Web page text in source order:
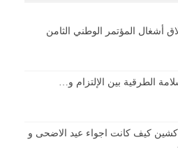
أشغال المؤتمر الوطني الثامن
الطرقية بين الإلتزام و…
كيف كانت اجواء عيد الاضحى و